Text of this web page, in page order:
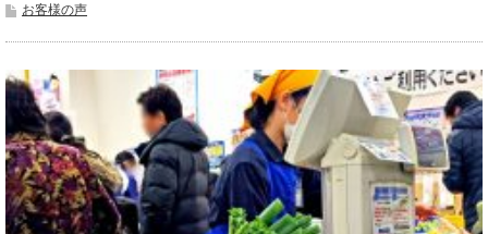
お客様の声